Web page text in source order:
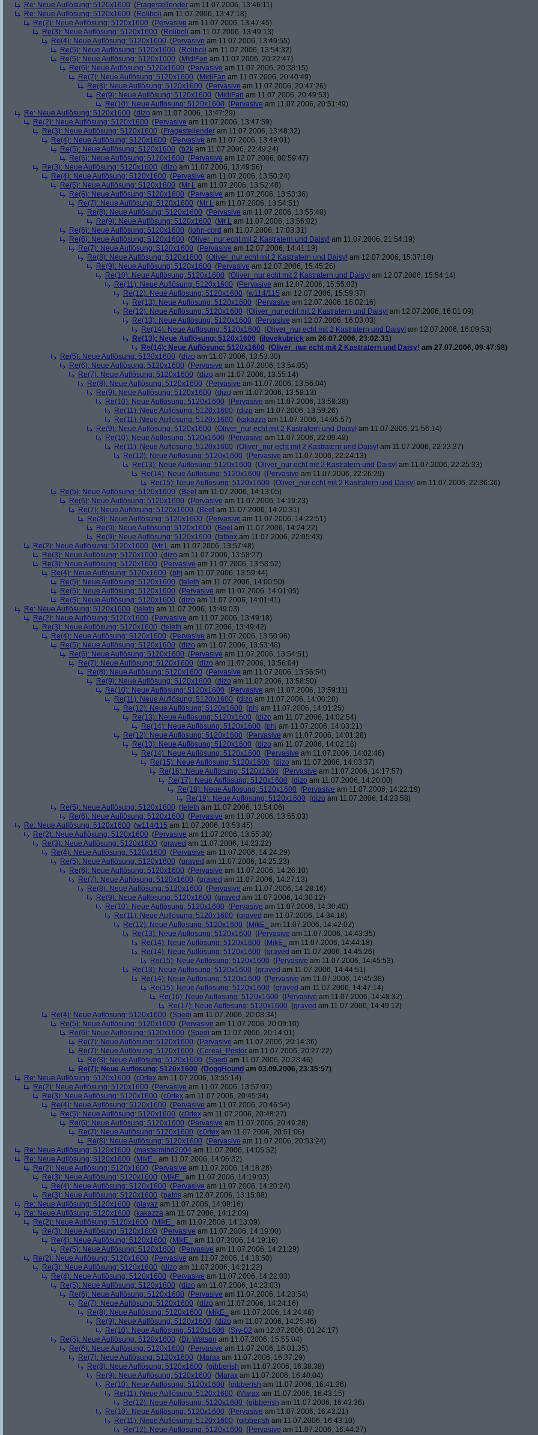
Re: Neue Auflösung: 5120x1600 (Fragestellender am 11.07.2006, 13:46:11)
Re: Neue Auflösung: 5120x1600 (Roliboli am 11.07.2006, 13:47:18)
Re(2): Neue Auflösung: 5120x1600 (Pervasive am 11.07.2006, 13:47:45)
Re(3): Neue Auflösung: 5120x1600 (Roliboli am 11.07.2006, 13:49:13)
Re(4): Neue Auflösung: 5120x1600 (Pervasive am 11.07.2006, 13:49:55)
Re(5): Neue Auflösung: 5120x1600 (Roliboli am 11.07.2006, 13:54:32)
Re(5): Neue Auflösung: 5120x1600 (MidiFan am 11.07.2006, 20:22:47)
Re(6): Neue Auflösung: 5120x1600 (Pervasive am 11.07.2006, 20:38:15)
Re(7): Neue Auflösung: 5120x1600 (MidiFan am 11.07.2006, 20:40:49)
Re(8): Neue Auflösung: 5120x1600 (Pervasive am 11.07.2006, 20:47:26)
Re(9): Neue Auflösung: 5120x1600 (MidiFan am 11.07.2006, 20:49:53)
Re(10): Neue Auflösung: 5120x1600 (Pervasive am 11.07.2006, 20:51:49)
Re: Neue Auflösung: 5120x1600 (dizo am 11.07.2006, 13:47:29)
Re(2): Neue Auflösung: 5120x1600 (Pervasive am 11.07.2006, 13:47:59)
Re(3): Neue Auflösung: 5120x1600 (Fragestellender am 11.07.2006, 13:48:32)
Re(4): Neue Auflösung: 5120x1600 (Pervasive am 11.07.2006, 13:49:01)
Re(5): Neue Auflösung: 5120x1600 (b2k am 11.07.2006, 22:49:24)
Re(6): Neue Auflösung: 5120x1600 (Pervasive am 12.07.2006, 00:59:47)
Re(3): Neue Auflösung: 5120x1600 (dizo am 11.07.2006, 13:49:56)
Re(4): Neue Auflösung: 5120x1600 (Pervasive am 11.07.2006, 13:50:24)
Re(5): Neue Auflösung: 5120x1600 (Mr L am 11.07.2006, 13:52:48)
Re(6): Neue Auflösung: 5120x1600 (Pervasive am 11.07.2006, 13:53:36)
Re(7): Neue Auflösung: 5120x1600 (Mr L am 11.07.2006, 13:54:51)
Re(8): Neue Auflösung: 5120x1600 (Pervasive am 11.07.2006, 13:55:40)
Re(9): Neue Auflösung: 5120x1600 (Mr L am 11.07.2006, 13:56:02)
Re(6): Neue Auflösung: 5120x1600 (john-cord am 11.07.2006, 17:03:31)
Re(6): Neue Auflösung: 5120x1600 (Oliver_nur echt mit 2 Kastratern und Daisy! am 11.07.2006, 21:54:19)
Re(7): Neue Auflösung: 5120x1600 (Pervasive am 12.07.2006, 14:41:19)
Re(8): Neue Auflösung: 5120x1600 (Oliver_nur echt mit 2 Kastratern und Daisy! am 12.07.2006, 15:37:18)
Re(9): Neue Auflösung: 5120x1600 (Pervasive am 12.07.2006, 15:45:26)
Re(10): Neue Auflösung: 5120x1600 (Oliver_nur echt mit 2 Kastratern und Daisy! am 12.07.2006, 15:54:14)
Re(11): Neue Auflösung: 5120x1600 (Pervasive am 12.07.2006, 15:55:03)
Re(12): Neue Auflösung: 5120x1600 (w114/115 am 12.07.2006, 15:59:37)
Re(13): Neue Auflösung: 5120x1600 (Pervasive am 12.07.2006, 16:02:16)
Re(12): Neue Auflösung: 5120x1600 (Oliver_nur echt mit 2 Kastratern und Daisy! am 12.07.2006, 16:01:09)
Re(13): Neue Auflösung: 5120x1600 (Pervasive am 12.07.2006, 16:03:03)
Re(14): Neue Auflösung: 5120x1600 (Oliver_nur echt mit 2 Kastratern und Daisy! am 12.07.2006, 16:09:53)
Re(13): Neue Auflösung: 5120x1600 (ilovekubrick am 26.07.2006, 23:02:31)
Re(14): Neue Auflösung: 5120x1600 (Oliver_nur echt mit 2 Kastratern und Daisy! am 27.07.2006, 09:47:58)
Re(5): Neue Auflösung: 5120x1600 (dizo am 11.07.2006, 13:53:30)
Re(6): Neue Auflösung: 5120x1600 (Pervasive am 11.07.2006, 13:54:05)
Re(7): Neue Auflösung: 5120x1600 (dizo am 11.07.2006, 13:55:14)
Re(8): Neue Auflösung: 5120x1600 (Pervasive am 11.07.2006, 13:56:04)
Re(9): Neue Auflösung: 5120x1600 (dizo am 11.07.2006, 13:58:13)
Re(10): Neue Auflösung: 5120x1600 (Pervasive am 11.07.2006, 13:58:38)
Re(11): Neue Auflösung: 5120x1600 (dizo am 11.07.2006, 13:59:26)
Re(11): Neue Auflösung: 5120x1600 (kakazza am 11.07.2006, 14:05:57)
Re(9): Neue Auflösung: 5120x1600 (Oliver_nur echt mit 2 Kastratern und Daisy! am 11.07.2006, 21:56:14)
Re(10): Neue Auflösung: 5120x1600 (Pervasive am 11.07.2006, 22:09:48)
Re(11): Neue Auflösung: 5120x1600 (Oliver_nur echt mit 2 Kastratern und Daisy! am 11.07.2006, 22:23:37)
Re(12): Neue Auflösung: 5120x1600 (Pervasive am 11.07.2006, 22:24:13)
Re(13): Neue Auflösung: 5120x1600 (Oliver_nur echt mit 2 Kastratern und Daisy! am 11.07.2006, 22:25:33)
Re(14): Neue Auflösung: 5120x1600 (Pervasive am 11.07.2006, 22:26:29)
Re(15): Neue Auflösung: 5120x1600 (Oliver_nur echt mit 2 Kastratern und Daisy! am 11.07.2006, 22:36:36)
Re(5): Neue Auflösung: 5120x1600 (Beel am 11.07.2006, 14:13:05)
Re(6): Neue Auflösung: 5120x1600 (Pervasive am 11.07.2006, 14:19:23)
Re(7): Neue Auflösung: 5120x1600 (Beel am 11.07.2006, 14:20:31)
Re(8): Neue Auflösung: 5120x1600 (Pervasive am 11.07.2006, 14:22:51)
Re(9): Neue Auflösung: 5120x1600 (Beel am 11.07.2006, 14:24:22)
Re(9): Neue Auflösung: 5120x1600 (fatbox am 11.07.2006, 22:05:43)
Re(2): Neue Auflösung: 5120x1600 (Mr L am 11.07.2006, 13:57:48)
Re(3): Neue Auflösung: 5120x1600 (dizo am 11.07.2006, 13:58:27)
Re(3): Neue Auflösung: 5120x1600 (Pervasive am 11.07.2006, 13:58:52)
Re(4): Neue Auflösung: 5120x1600 (phj am 11.07.2006, 13:59:44)
Re(5): Neue Auflösung: 5120x1600 (teleth am 11.07.2006, 14:00:50)
Re(5): Neue Auflösung: 5120x1600 (Pervasive am 11.07.2006, 14:01:05)
Re(5): Neue Auflösung: 5120x1600 (dizo am 11.07.2006, 14:01:41)
Re: Neue Auflösung: 5120x1600 (teleth am 11.07.2006, 13:49:03)
Re(2): Neue Auflösung: 5120x1600 (Pervasive am 11.07.2006, 13:49:18)
Re(3): Neue Auflösung: 5120x1600 (teleth am 11.07.2006, 13:49:42)
Re(4): Neue Auflösung: 5120x1600 (Pervasive am 11.07.2006, 13:50:06)
Re(5): Neue Auflösung: 5120x1600 (dizo am 11.07.2006, 13:53:48)
Re(6): Neue Auflösung: 5120x1600 (Pervasive am 11.07.2006, 13:54:51)
Re(7): Neue Auflösung: 5120x1600 (dizo am 11.07.2006, 13:56:04)
Re(8): Neue Auflösung: 5120x1600 (Pervasive am 11.07.2006, 13:56:54)
Re(9): Neue Auflösung: 5120x1600 (dizo am 11.07.2006, 13:58:50)
Re(10): Neue Auflösung: 5120x1600 (Pervasive am 11.07.2006, 13:59:11)
Re(11): Neue Auflösung: 5120x1600 (dizo am 11.07.2006, 14:00:20)
Re(12): Neue Auflösung: 5120x1600 (phj am 11.07.2006, 14:01:25)
Re(13): Neue Auflösung: 5120x1600 (dizo am 11.07.2006, 14:02:54)
Re(14): Neue Auflösung: 5120x1600 (phj am 11.07.2006, 14:03:21)
Re(12): Neue Auflösung: 5120x1600 (Pervasive am 11.07.2006, 14:01:28)
Re(13): Neue Auflösung: 5120x1600 (dizo am 11.07.2006, 14:02:18)
Re(14): Neue Auflösung: 5120x1600 (Pervasive am 11.07.2006, 14:02:46)
Re(15): Neue Auflösung: 5120x1600 (dizo am 11.07.2006, 14:03:37)
Re(16): Neue Auflösung: 5120x1600 (Pervasive am 11.07.2006, 14:17:57)
Re(17): Neue Auflösung: 5120x1600 (dizo am 11.07.2006, 14:20:00)
Re(18): Neue Auflösung: 5120x1600 (Pervasive am 11.07.2006, 14:22:19)
Re(19): Neue Auflösung: 5120x1600 (dizo am 11.07.2006, 14:23:58)
Re(5): Neue Auflösung: 5120x1600 (teleth am 11.07.2006, 13:54:06)
Re(6): Neue Auflösung: 5120x1600 (Pervasive am 11.07.2006, 13:55:03)
Re: Neue Auflösung: 5120x1600 (w114/115 am 11.07.2006, 13:53:45)
Re(2): Neue Auflösung: 5120x1600 (Pervasive am 11.07.2006, 13:55:30)
Re(3): Neue Auflösung: 5120x1600 (graved am 11.07.2006, 14:23:22)
Re(4): Neue Auflösung: 5120x1600 (Pervasive am 11.07.2006, 14:24:29)
Re(5): Neue Auflösung: 5120x1600 (graved am 11.07.2006, 14:25:23)
Re(6): Neue Auflösung: 5120x1600 (Pervasive am 11.07.2006, 14:26:10)
Re(7): Neue Auflösung: 5120x1600 (graved am 11.07.2006, 14:27:13)
Re(8): Neue Auflösung: 5120x1600 (Pervasive am 11.07.2006, 14:28:16)
Re(9): Neue Auflösung: 5120x1600 (graved am 11.07.2006, 14:30:12)
Re(10): Neue Auflösung: 5120x1600 (Pervasive am 11.07.2006, 14:30:40)
Re(11): Neue Auflösung: 5120x1600 (graved am 11.07.2006, 14:34:18)
Re(12): Neue Auflösung: 5120x1600 (MikE_
am 11.07.2006, 14:42:02)
Re(13): Neue Auflösung: 5120x1600 (Pervasive am 11.07.2006, 14:43:35)
Re(14): Neue Auflösung: 5120x1600 (MikE_
am 11.07.2006, 14:44:18)
Re(14): Neue Auflösung: 5120x1600 (graved am 11.07.2006, 14:45:26)
Re(15): Neue Auflösung: 5120x1600 (Pervasive am 11.07.2006, 14:45:53)
Re(13): Neue Auflösung: 5120x1600 (graved am 11.07.2006, 14:44:51)
Re(14): Neue Auflösung: 5120x1600 (Pervasive am 11.07.2006, 14:45:38)
Re(15): Neue Auflösung: 5120x1600 (graved am 11.07.2006, 14:47:14)
Re(16): Neue Auflösung: 5120x1600 (Pervasive am 11.07.2006, 14:48:32)
Re(17): Neue Auflösung: 5120x1600 (graved am 11.07.2006, 14:49:12)
Re(4): Neue Auflösung: 5120x1600 (Spedi am 11.07.2006, 20:08:34)
Re(5): Neue Auflösung: 5120x1600 (Pervasive am 11.07.2006, 20:09:10)
Re(6): Neue Auflösung: 5120x1600 (Spedi am 11.07.2006, 20:14:01)
Re(7): Neue Auflösung: 5120x1600 (Pervasive am 11.07.2006, 20:14:36)
Re(7): Neue Auflösung: 5120x1600 (Cereal_Poster am 11.07.2006, 20:27:22)
Re(8): Neue Auflösung: 5120x1600 (Spedi am 11.07.2006, 20:28:46)
Re(7): Neue Auflösung: 5120x1600 (DoggHound am 03.09.2006, 23:35:57)
Re: Neue Auflösung: 5120x1600 (c0rtex am 11.07.2006, 13:55:14)
Re(2): Neue Auflösung: 5120x1600 (Pervasive am 11.07.2006, 13:57:07)
Re(3): Neue Auflösung: 5120x1600 (c0rtex am 11.07.2006, 20:45:34)
Re(4): Neue Auflösung: 5120x1600 (Pervasive am 11.07.2006, 20:46:54)
Re(5): Neue Auflösung: 5120x1600 (c0rtex am 11.07.2006, 20:48:27)
Re(6): Neue Auflösung: 5120x1600 (Pervasive am 11.07.2006, 20:49:28)
Re(7): Neue Auflösung: 5120x1600 (c0rtex am 11.07.2006, 20:51:06)
Re(8): Neue Auflösung: 5120x1600 (Pervasive am 11.07.2006, 20:53:24)
Re: Neue Auflösung: 5120x1600 (mastermind2004 am 11.07.2006, 14:05:52)
Re: Neue Auflösung: 5120x1600 (MikE_
am 11.07.2006, 14:06:32)
Re(2): Neue Auflösung: 5120x1600 (Pervasive am 11.07.2006, 14:18:28)
Re(3): Neue Auflösung: 5120x1600 (MikE_
am 11.07.2006, 14:19:03)
Re(4): Neue Auflösung: 5120x1600 (Pervasive am 11.07.2006, 14:20:24)
Re(3): Neue Auflösung: 5120x1600 (patos am 12.07.2006, 13:15:08)
Re: Neue Auflösung: 5120x1600 (playaz am 11.07.2006, 14:09:16)
Re: Neue Auflösung: 5120x1600 (kakazza am 11.07.2006, 14:12:09)
Re(2): Neue Auflösung: 5120x1600 (MikE_
am 11.07.2006, 14:13:09)
Re(3): Neue Auflösung: 5120x1600 (Pervasive am 11.07.2006, 14:19:00)
Re(4): Neue Auflösung: 5120x1600 (MikE_
am 11.07.2006, 14:19:16)
Re(5): Neue Auflösung: 5120x1600 (Pervasive am 11.07.2006, 14:21:29)
Re(2): Neue Auflösung: 5120x1600 (Pervasive am 11.07.2006, 14:18:50)
Re(3): Neue Auflösung: 5120x1600 (dizo am 11.07.2006, 14:21:22)
Re(4): Neue Auflösung: 5120x1600 (Pervasive am 11.07.2006, 14:22:03)
Re(5): Neue Auflösung: 5120x1600 (dizo am 11.07.2006, 14:23:03)
Re(6): Neue Auflösung: 5120x1600 (Pervasive am 11.07.2006, 14:23:54)
Re(7): Neue Auflösung: 5120x1600 (dizo am 11.07.2006, 14:24:16)
Re(8): Neue Auflösung: 5120x1600 (MikE_
am 11.07.2006, 14:24:46)
Re(9): Neue Auflösung: 5120x1600 (dizo am 11.07.2006, 14:25:46)
Re(10): Neue Auflösung: 5120x1600 (Srv-02 am 12.07.2006, 01:24:17)
Re(5): Neue Auflösung: 5120x1600 (Dr. Watson am 11.07.2006, 15:55:04)
Re(6): Neue Auflösung: 5120x1600 (Pervasive am 11.07.2006, 16:01:35)
Re(7): Neue Auflösung: 5120x1600 (Marax am 11.07.2006, 16:37:29)
Re(8): Neue Auflösung: 5120x1600 (gibberish am 11.07.2006, 16:38:38)
Re(9): Neue Auflösung: 5120x1600 (Marax am 11.07.2006, 16:40:04)
Re(10): Neue Auflösung: 5120x1600 (gibberish am 11.07.2006, 16:41:26)
Re(11): Neue Auflösung: 5120x1600 (Marax am 11.07.2006, 16:43:15)
Re(12): Neue Auflösung: 5120x1600 (gibberish am 11.07.2006, 16:43:36)
Re(10): Neue Auflösung: 5120x1600 (Pervasive am 11.07.2006, 16:42:21)
Re(11): Neue Auflösung: 5120x1600 (gibberish am 11.07.2006, 16:43:10)
Re(12): Neue Auflösung: 5120x1600 (Pervasive am 11.07.2006, 16:44:27)